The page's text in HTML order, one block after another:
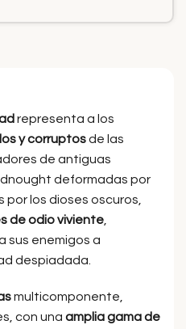
representa a los
y corruptosde las
de antiguas
deformadas por
los dioses oscuros,
de odio viviente
sus enemigos a
despiadada.
multicomponente,
con una amplia gama de